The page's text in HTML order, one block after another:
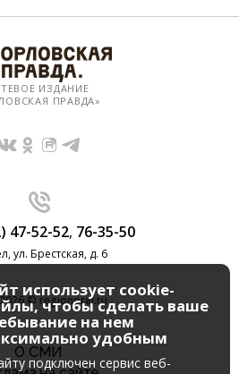
ИЗДАНИЕ
ПРАВДА»
47-52-52, 76-35-50
ул. Брестская, д. 6
© regionorel.ru
О СМИ
использует cookie-
чтобы сделать ваше
на нем
удобным
подключен сервис веб-